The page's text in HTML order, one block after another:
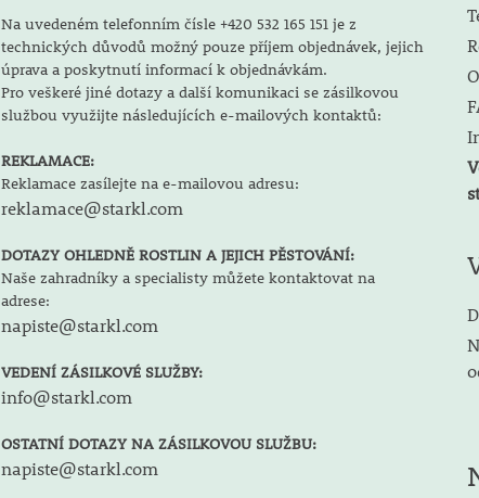
Na uvedeném telefonním čísle +420 532 165 151 je z
technických důvodů možný pouze příjem objednávek, jejich
úprava a poskytnutí informací k objednávkám.
Pro veškeré jiné dotazy a další komunikaci se zásilkovou
službou využijte následujících e-mailových kontaktů:
REKLAMACE:
Reklamace zasílejte na e-mailovou adresu:
reklamace@starkl.com
DOTAZY OHLEDNĚ ROSTLIN A JEJICH PĚSTOVÁNÍ:
Naše zahradníky a specialisty můžete kontaktovat na
adrese:
napiste@starkl.com
VEDENÍ ZÁSILKOVÉ SLUŽBY:
info@starkl.com
OSTATNÍ DOTAZY NA ZÁSILKOVOU SLUŽBU:
napiste@starkl.com